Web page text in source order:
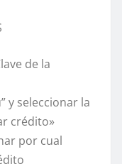
de la
y seleccionar la
crédito»
por cual